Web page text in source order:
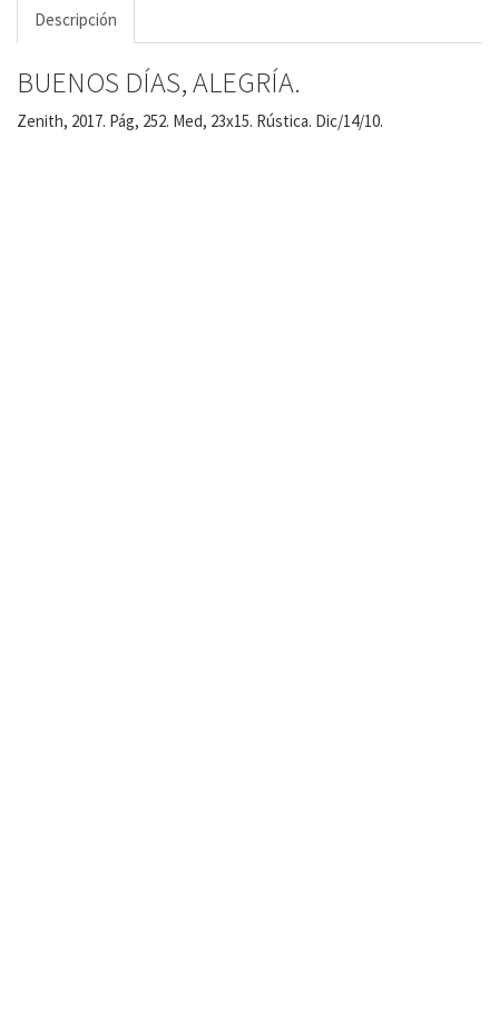
Descripción
BUENOS DÍAS, ALEGRÍA.
Zenith, 2017. Pág, 252. Med, 23x15. Rústica. Dic/14/10.